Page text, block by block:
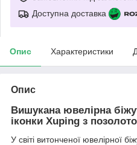
Доступна доставка
Опис Характеристики
Опис
Вишукана ювелірна
іконки Xuping з
У світі витонченої ювелірної